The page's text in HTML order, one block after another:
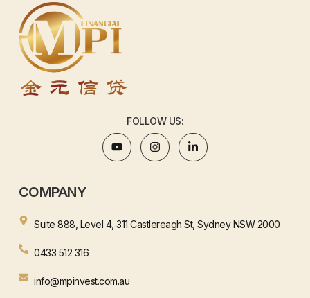
FOLLOW US:
COMPANY
Suite 888, Level 4, 311 Castlereagh St, Sydney NSW 2000
0433 512 316
info@mpinvest.com.au